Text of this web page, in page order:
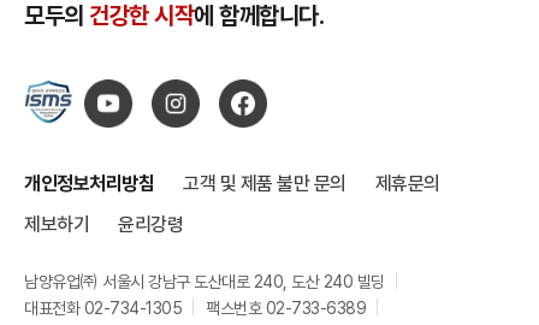
모두의 건강한 시작에 함께합니다.
개인정보처리방침 고객 및 제품 불만 문의
제휴문의
제보하기
윤리강령
남양유업㈜ 서울시 강남구 도산대로 240, 도산 240 빌딩
대표전화 02-734-1305
팩스번호 02-733-6389